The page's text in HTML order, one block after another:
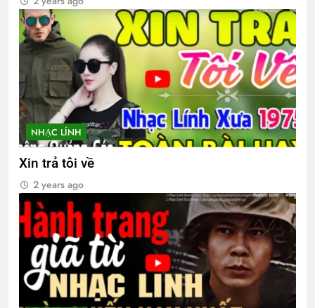
Thăm CSVSQ Trương Văn Minh K22
2 Years Ago
Sơ lược về trường Võ Bị Quốc Gia Việt
Nam
3 Years Ago
Ý NGHĨ ĐÊM TRĂNG (Lý Bạch)
3 Years Ago
NHƯ CÀNH HOA LÊ
NHẠC LÍNH
Xin trả tôi về
2 years ago